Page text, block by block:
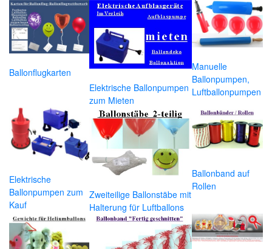
Ballonflugkarten
Elektrische Ballonpumpen
zum Mieten
Manuelle
Ballonpumpen,
Luftballonpumpen
Elektrische
Ballonpumpen zum
Kauf
Zweiteilige Ballonstäbe mit
Halterung für Luftballons
Ballonband auf
Rollen